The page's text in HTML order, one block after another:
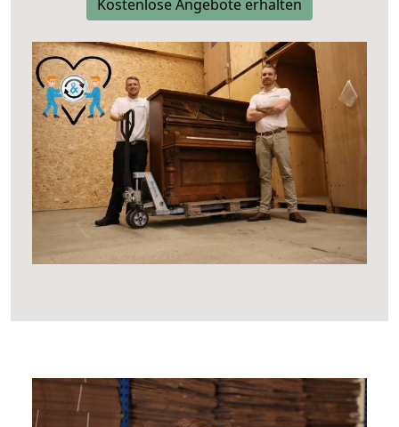
Kostenlose Angebote erhalten